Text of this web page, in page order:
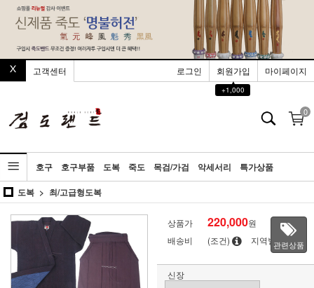
고객센터 로그인
회원가입
▲
+1,000
마이페이지
0
호구 호구부품 도복 죽도 목검/가검 악세서리
특가상품
도복
최/고급형도복
상품가 220,000원
배송비
(조건) 지역별관련상품
신장